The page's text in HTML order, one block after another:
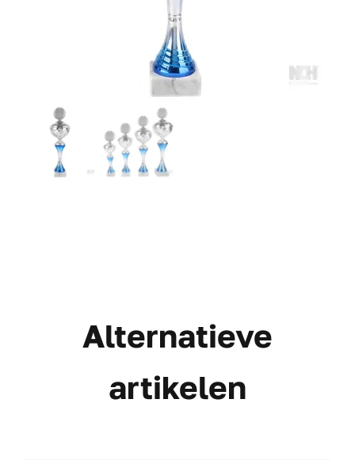
Alternatieve
artikelen